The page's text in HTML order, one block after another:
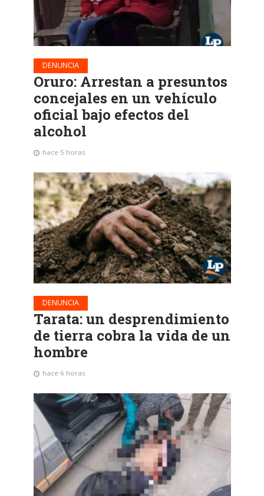
DENUNCIA
Oruro: Arrestan a presuntos
concejales en un vehículo
oficial bajo efectos del
alcohol
hace 5 horas
DENUNCIA
Tarata: un desprendimiento
de tierra cobra la vida de un
hombre
hace 6 horas